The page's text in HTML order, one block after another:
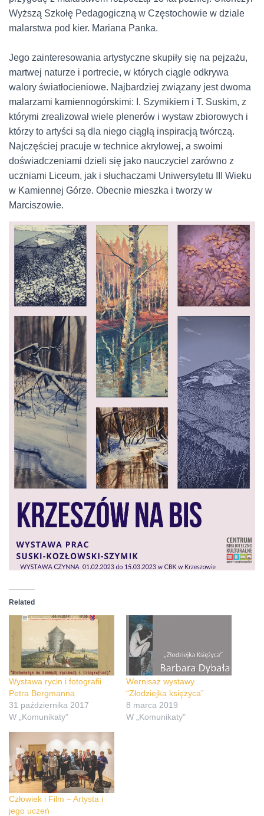
Wyższą Szkołę Pedagogiczną w Częstochowie w dziale
malarstwa pod kier. Mariana Panka.
Jego zainteresowania artystyczne skupiły się na pejzażu,
martwej naturze i portrecie, w których ciągle odkrywa
walory światłocieniowe. Najbardziej związany jest dwoma
malarzami kamiennogórskimi: I. Szymikiem i T. Suskim, z
którymi zrealizował wiele plenerów i wystaw zbiorowych i
którzy to artyści są dla niego ciągłą inspiracją twórczą.
Najczęściej pracuje w technice akrylowej, a swoimi
doświadczeniami dzieli się jako nauczyciel zarówno z
uczniami Liceum, jak i słuchaczami Uniwersytetu III Wieku
w Kamiennej Górze. Obecnie mieszka i tworzy w
Marciszowie.
Related
Wystawa rycin i fotografii
Petra Bergmanna
31 października 2017
W „Komunikaty"
Wernisaż wystawy
“Złodziejka księżyca”
8 marca 2019
W „Komunikaty"
Człowiek i Film – Artysta i
jego uczeń